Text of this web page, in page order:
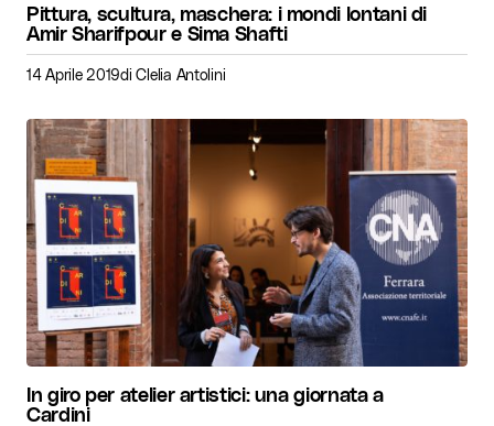
Pittura, scultura, maschera: i mondi lontani di
Amir Sharifpour e Sima Shafti
14 Aprile 2019di Clelia Antolini
In giro per atelier artistici: una giornata a
Cardini